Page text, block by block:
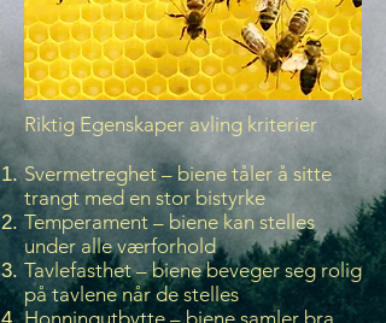
Riktig Egenskaper avling kriterier
Svermetreghet – biene tåler å sitte
trangt med en stor bistyrke
Temperament – biene kan stelles
under alle værforhold
Tavlefasthet – biene beveger seg rolig
på tavlene når de stelles